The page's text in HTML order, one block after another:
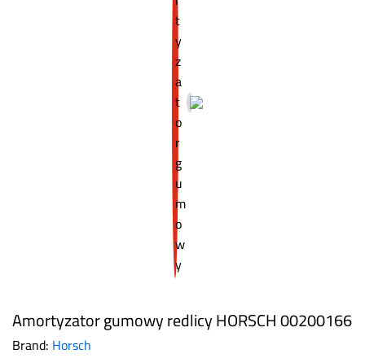
Amortyzator gumowy redlicy HORSCH 00200166
Brand: Horsch